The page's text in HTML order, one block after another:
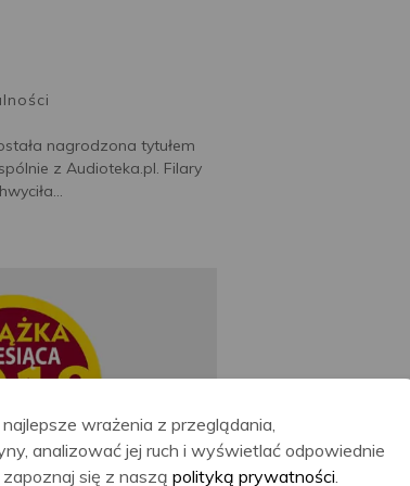
nagrodzona tytułem
z Audioteka.pl. Filary
wrażenia z przeglądania,
analizować jej ruch i wyświetlać odpowiednie
się z naszą polityką prywatności.